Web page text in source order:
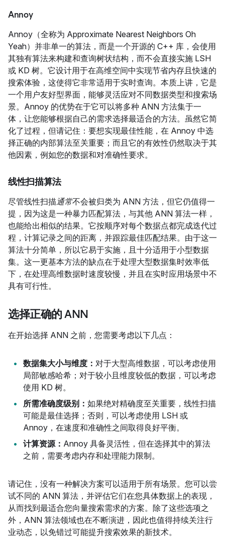
Annoy
Annoy（全称为 Approximate Nearest Neighbors Oh
Yeah）并非单一的算法，而是一个开源的 C++ 库，会使用
其独有算法来构建和查询树状结构，而不会直接实施 LSH
或 KD 树。它设计用于在高维空间中实现节省内存且快速的
搜索体验，这使得它非常适用于实时查询。本质上讲，它是
一个用户友好型界面，能够灵活应对不同数据类型和搜索场
景。Annoy 的优势在于它可以将多种 ANN 方法集于一
体，让您能够根据自己的需求选择最适合的方法。虽然它简
化了过程，但请记住：要想实现最佳性能，在 Annoy 中选
择正确的内部算法至关重要；而且它的有效性仍然取决于其
他因素，例如您的数据和对准确性要求。
线性扫描算法
尽管线性扫描通常不会被归类为 ANN 方法，但它仍值得一
提，因为这是一种暴力匹配算法，与其他 ANN 算法一样，
也能给出相似的结果。它按顺序对每个数据点都完成迭代过
程，计算记录之间的距离，并跟踪最佳匹配结果。由于这一
算法十分简单，所以它易于实施，且十分适用于小型数据
集。这一更基本方法的缺点在于处理大型数据集时效率低
下，在处理高维数据时速度较慢，并且在实时应用场景中不
具有可行性。
选择正确的 ANN
在开始选择 ANN 之前，您需要考虑以下几点：
数据集大小与维度： 对于大型高维数据，可以考虑使用
局部敏感哈希；对于较小且维度较低的数据，可以考虑
使用 KD 树。
所需准确度级别： 如果绝对精确度至关重要，线性扫描
可能是最佳选择；否则，可以考虑使用 LSH 或
Annoy，在速度和准确性之间取得良好平衡。
计算资源： Annoy 具备灵活性，但在选择其中的算法
之前，需要考虑内存和处理能力限制。
请记住，没有一种解决方案可以适用于所有场景。您可以尝
试不同的 ANN 算法，并评估它们在您具体数据上的表现，
从而找到最适合您向量搜索需求的方案。除了这些选项之
外，ANN 算法领域也在不断演进，因此也值得持续关注行
业动态，以免错过可能提升搜索效果的新技术。